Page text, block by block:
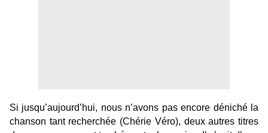
Si jusqu’aujourd’hui, nous n’avons pas encore déniché la
chanson tant recherchée (Chérie Véro), deux autres titres